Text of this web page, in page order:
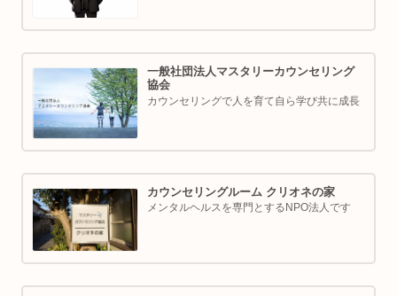
一般社団法人マスタリーカウンセリング
協会
カウンセリングで人を育て自ら学び共に成長
カウンセリングルーム クリオネの家
メンタルヘルスを専門とするNPO法人です